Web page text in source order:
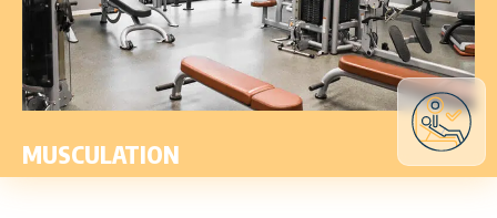
MUSCULATION